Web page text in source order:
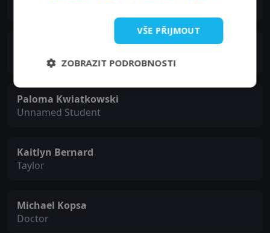
Siobhan Fallon Hogan
Donna
Paloma Kwiatkowski
Unnamed Student
Kaitlyn Bernard
Taylor
Michael Kopsa
Doctor
VŠE PŘIJMOUT
ZOBRAZIT PODROBNOSTI